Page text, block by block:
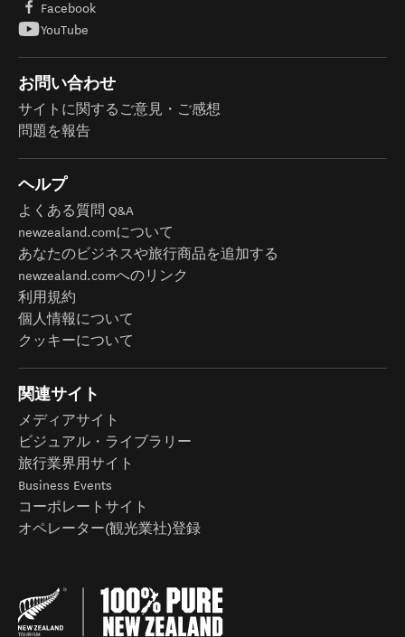
Facebook
YouTube
お問い合わせ
サイトに関するご意見・ご感想
問題を報告
ヘルプ
よくある質問 Q&A
newzealand.comについて
あなたのビジネスや旅行商品を追加する
newzealand.comへのリンク
利用規約
個人情報について
クッキーについて
関連サイト
メディアサイト
ビジュアル・ライブラリー
旅行業界用サイト
Business Events
コーポレートサイト
オペレーター(観光業社)登録